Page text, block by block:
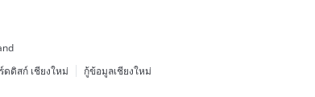
ดดิสก์ เชียงใหม่ กู้ข้อมูลเชียงใหม่